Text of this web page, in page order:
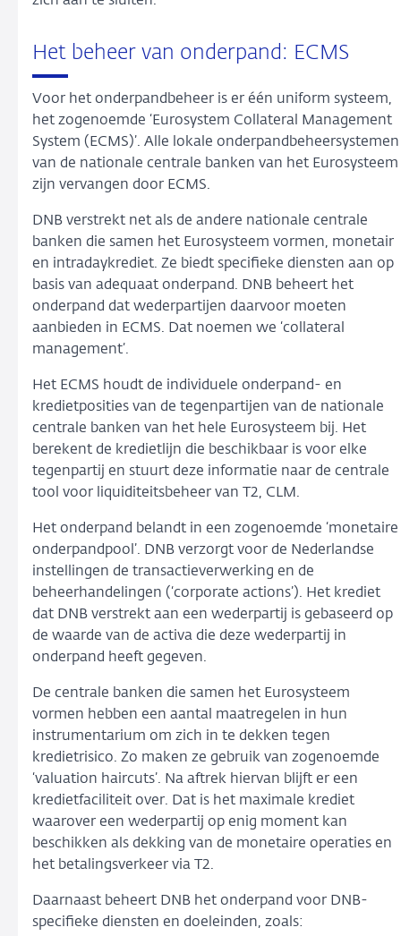
Het beheer van onderpand: ECMS
Voor het onderpandbeheer is er één uniform systeem,
het zogenoemde ‘Eurosystem Collateral Management
System (ECMS)’. Alle lokale onderpandbeheersystemen
van de nationale centrale banken van het Eurosysteem
zijn vervangen door ECMS.
DNB verstrekt net als de andere nationale centrale
banken die samen het Eurosysteem vormen, monetair
en intradaykrediet. Ze biedt specifieke diensten aan op
basis van adequaat onderpand. DNB beheert het
onderpand dat wederpartijen daarvoor moeten
aanbieden in ECMS. Dat noemen we ‘collateral
management’.
Het ECMS houdt de individuele onderpand- en
kredietposities van de tegenpartijen van de nationale
centrale banken van het hele Eurosysteem bij. Het
berekent de kredietlijn die beschikbaar is voor elke
tegenpartij en stuurt deze informatie naar de centrale
tool voor liquiditeitsbeheer van T2, CLM.
Het onderpand belandt in een zogenoemde ‘monetaire
onderpandpool’. DNB verzorgt voor de Nederlandse
instellingen de transactieverwerking en de
beheerhandelingen (‘corporate actions’). Het krediet
dat DNB verstrekt aan een wederpartij is gebaseerd op
de waarde van de activa die deze wederpartij in
onderpand heeft gegeven.
De centrale banken die samen het Eurosysteem
vormen hebben een aantal maatregelen in hun
instrumentarium om zich in te dekken tegen
kredietrisico. Zo maken ze gebruik van zogenoemde
‘valuation haircuts’. Na aftrek hiervan blijft er een
kredietfaciliteit over. Dat is het maximale krediet
waarover een wederpartij op enig moment kan
beschikken als dekking van de monetaire operaties en
het betalingsverkeer via T2.
Daarnaast beheert DNB het onderpand voor DNB-
specifieke diensten en doeleinden, zoals: